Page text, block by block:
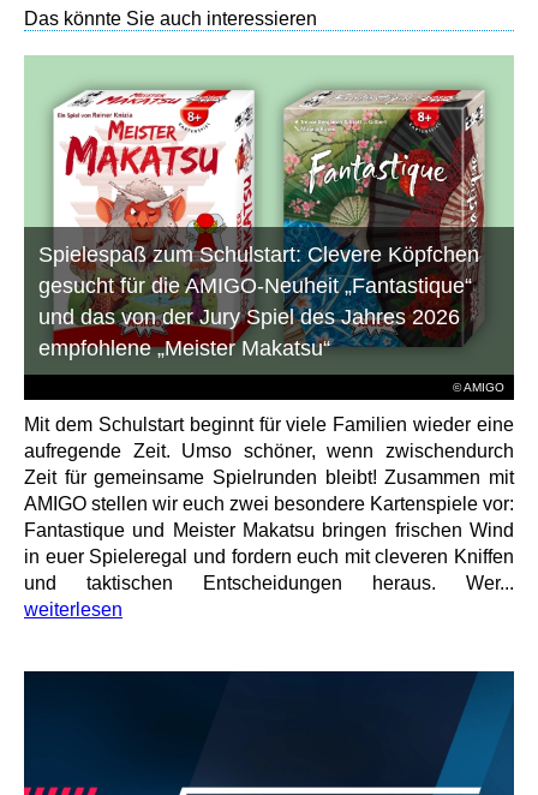
Das könnte Sie auch interessieren
© AMIGO
Spielespaß zum Schulstart: Clevere Köpfchen
gesucht für die AMIGO-Neuheit „Fantastique“
und das von der Jury Spiel des Jahres 2026
empfohlene „Meister Makatsu“
Mit dem Schulstart beginnt für viele Familien wieder eine
aufregende Zeit. Umso schöner, wenn zwischendurch
Zeit für gemeinsame Spielrunden bleibt! Zusammen mit
AMIGO stellen wir euch zwei besondere Kartenspiele vor:
Fantastique und Meister Makatsu bringen frischen Wind
in euer Spieleregal und fordern euch mit cleveren Kniffen
und taktischen Entscheidungen heraus. Wer...
weiterlesen